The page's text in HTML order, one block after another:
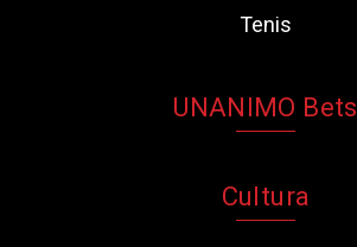
Tenis
UNANIMO Bets
Cultura